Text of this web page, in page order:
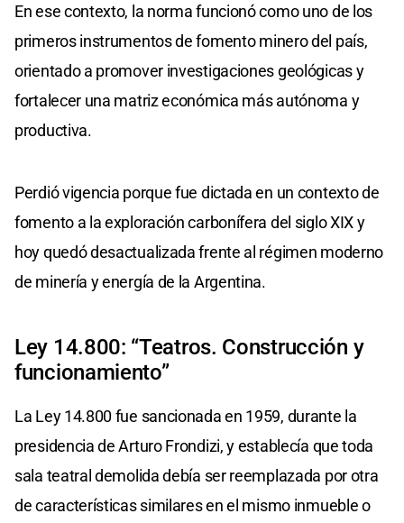
En ese contexto, la norma funcionó como uno de los
primeros instrumentos de fomento minero del país,
orientado a promover investigaciones geológicas y
fortalecer una matriz económica más autónoma y
productiva.
Perdió vigencia porque fue dictada en un contexto de
fomento a la exploración carbonífera del siglo XIX y
hoy quedó desactualizada frente al régimen moderno
de minería y energía de la Argentina.
Ley 14.800: “Teatros. Construcción y
funcionamiento”
La Ley 14.800 fue sancionada en 1959, durante la
presidencia de Arturo Frondizi, y establecía que toda
sala teatral demolida debía ser reemplazada por otra
de características similares en el mismo inmueble o